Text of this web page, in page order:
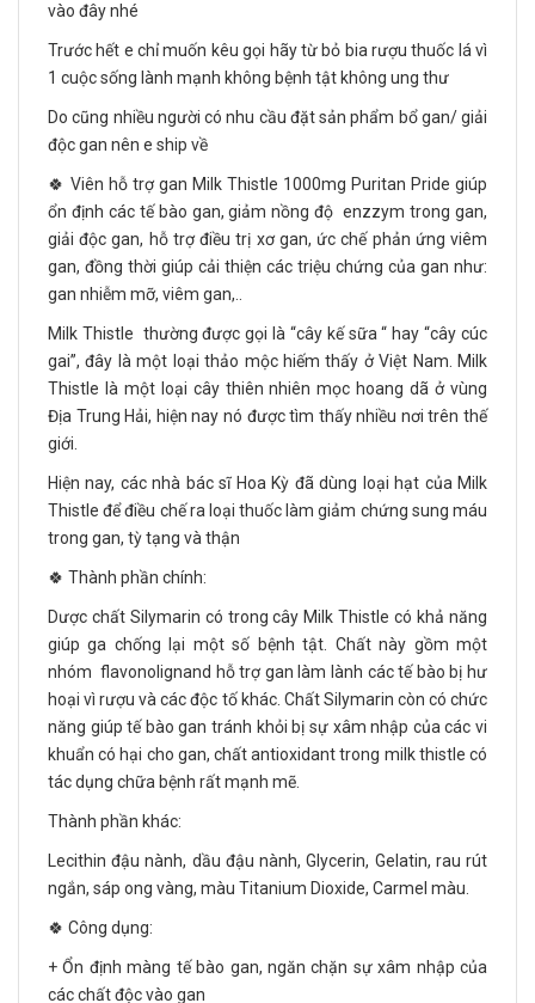
vào đây nhé
Trước hết e chỉ muốn kêu gọi hãy từ bỏ bia rượu thuốc lá vì
1 cuộc sống lành mạnh không bệnh tật không ung thư
Do cũng nhiều người có nhu cầu đặt sản phẩm bổ gan/ giải
độc gan nên e ship về
🍀 Viên hỗ trợ gan Milk Thistle 1000mg Puritan Pride giúp
ổn định các tế bào gan, giảm nồng độ enzzym trong gan,
giải độc gan, hỗ trợ điều trị xơ gan, ức chế phản ứng viêm
gan, đồng thời giúp cải thiện các triệu chứng của gan như:
gan nhiễm mỡ, viêm gan,..
Milk Thistle thường được gọi là “cây kế sữa “ hay “cây cúc
gai”, đây là một loại thảo mộc hiếm thấy ở Việt Nam. Milk
Thistle là một loại cây thiên nhiên mọc hoang dã ở vùng
Địa Trung Hải, hiện nay nó được tìm thấy nhiều nơi trên thế
giới.
Hiện nay, các nhà bác sĩ Hoa Kỳ đã dùng loại hạt của Milk
Thistle để điều chế ra loại thuốc làm giảm chứng sung máu
trong gan, tỳ tạng và thận
🍀 Thành phần chính:
Dược chất Silymarin có trong cây Milk Thistle có khả năng
giúp ga chống lại một số bệnh tật. Chất này gồm một
nhóm flavonolignand hỗ trợ gan làm lành các tế bào bị hư
hoại vì rượu và các độc tố khác. Chất Silymarin còn có chức
năng giúp tế bào gan tránh khỏi bị sự xâm nhập của các vi
khuẩn có hại cho gan, chất antioxidant trong milk thistle có
tác dụng chữa bệnh rất mạnh mẽ.
Thành phần khác:
Lecithin đậu nành, dầu đậu nành, Glycerin, Gelatin, rau rút
ngắn, sáp ong vàng, màu Titanium Dioxide, Carmel màu.
🍀 Công dụng:
+ Ổn định màng tế bào gan, ngăn chặn sự xâm nhập của
các chất độc vào gan